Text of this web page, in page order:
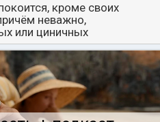
кроме своих
неважно,
или циничных